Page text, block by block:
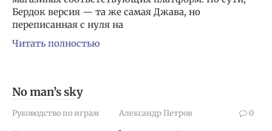
Бердок версия — та же самая Джава, но
переписанная с нуля на
Читать полностью
No man’s sky
Руководство по играм Александр Петров 0